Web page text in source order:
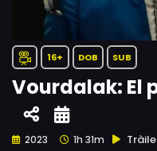
16+ DOB SUB
Vourdalak: El
2023 1h 31m